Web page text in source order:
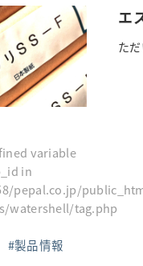
variable
in
pepal.co.jp/
watershell/tag.php
製品情報
エ
た